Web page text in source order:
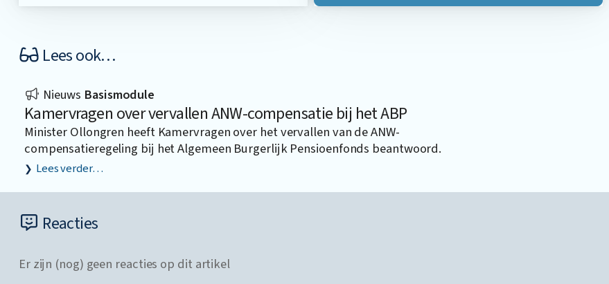
Lees ook…
Nieuws Basismodule
Kamervragen over vervallen ANW-compensatie bij het ABP
Minister Ollongren heeft Kamervragen over het vervallen van de ANW-
compensatieregeling bij het Algemeen Burgerlijk Pensioenfonds beantwoord.
Lees verder…
Reacties
Er zijn (nog) geen reacties op dit artikel